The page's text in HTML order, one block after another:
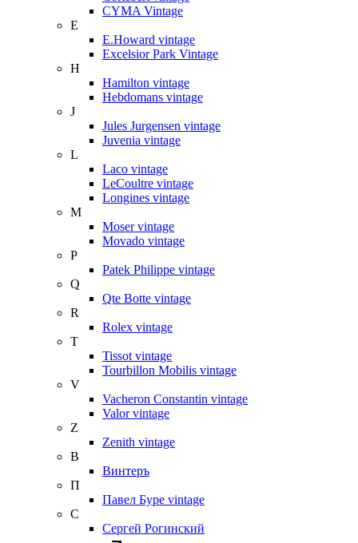
CYMA Vintage
E
E.Howard vintage
Excelsior Park Vintage
H
Hamilton vintage
Hebdomans vintage
J
Jules Jurgensen vintage
Juvenia vintage
L
Laco vintage
LeCoultre vintage
Longines vintage
M
Moser vintage
Movado vintage
P
Patek Philippe vintage
Q
Qte Botte vintage
R
Rolex vintage
T
Tissot vintage
Tourbillon Mobilis vintage
V
Vacheron Constantin vintage
Valor vintage
Z
Zenith vintage
В
Винтеръ
П
Павел Буре vintage
С
Сергей Рогинский